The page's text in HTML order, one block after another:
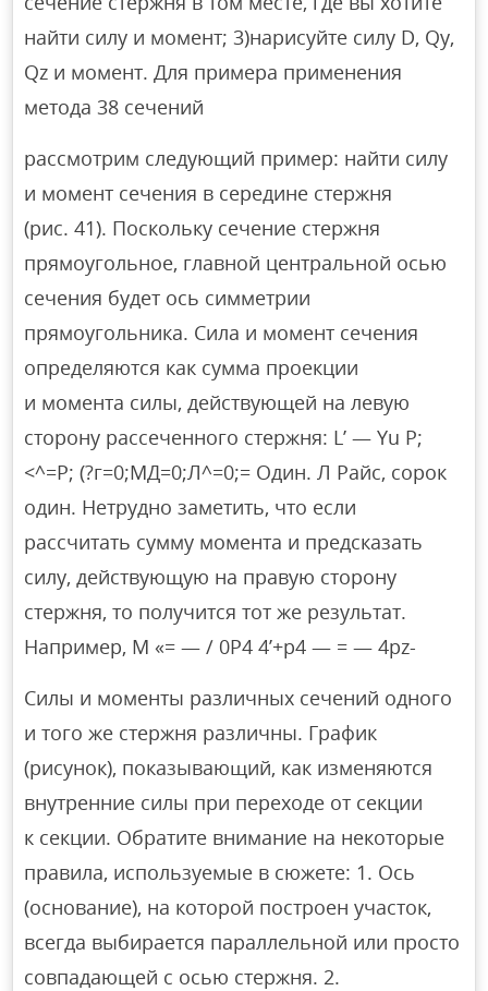
найти силу и момент; 3)нарисуйте силу D, Qy,
Qz и момент. Для примера применения
метода 38 сечений
рассмотрим следующий пример: найти силу
и момент сечения в середине стержня
(рис. 41). Поскольку сечение стержня
прямоугольное, главной центральной осью
сечения будет ось симметрии
прямоугольника. Сила и момент сечения
определяются как сумма проекции
и момента силы, действующей на левую
сторону рассеченного стержня: L’ — Yu P;
<^=P; (?г=0;МД=0;Л^=0;= Один. Л Райс, сорок
один. Нетрудно заметить, что если
рассчитать сумму момента и предсказать
силу, действующую на правую сторону
стержня, то получится тот же результат.
Например, M «= — / 0P4 4’+p4 — = — 4pz-
Силы и моменты различных сечений одного
и того же стержня различны. График
(рисунок), показывающий, как изменяются
внутренние силы при переходе от секции
к секции. Обратите внимание на некоторые
правила, используемые в сюжете: 1. Ось
(основание), на которой построен участок,
всегда выбирается параллельной или просто
совпадающей с осью стержня. 2.